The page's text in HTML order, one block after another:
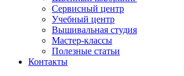
Сервисный центр
Учебный центр
Вышивальная студия
Мастер-классы
Полезные статьи
Контакты